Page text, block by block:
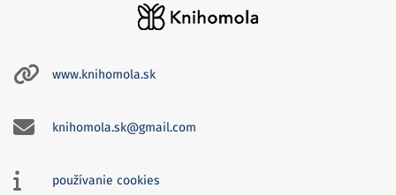
www.knihomola.sk
knihomola.sk@gmail.com
používanie cookies